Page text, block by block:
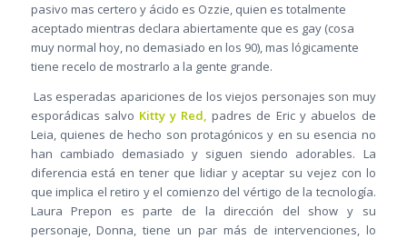
pasivo mas certero y ácido es Ozzie, quien es totalmente
aceptado mientras declara abiertamente que es gay (cosa
muy normal hoy, no demasiado en los 90), mas lógicamente
tiene recelo de mostrarlo a la gente grande.
Las esperadas apariciones de los viejos personajes son muy
esporádicas salvo Kitty y Red, padres de Eric y abuelos de
Leia, quienes de hecho son protagónicos y en su esencia no
han cambiado demasiado y siguen siendo adorables. La
diferencia está en tener que lidiar y aceptar su vejez con lo
que implica el retiro y el comienzo del vértigo de la tecnología.
Laura Prepon es parte de la dirección del show y su
personaje, Donna, tiene un par más de intervenciones, lo